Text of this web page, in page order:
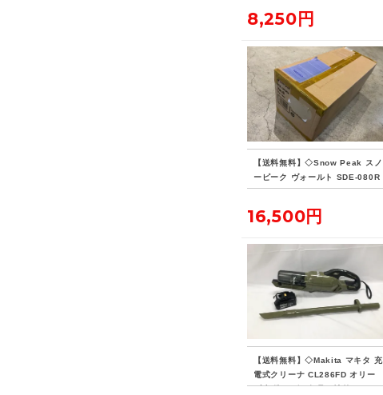
8,250円
【送料無料】◇Snow Peak スノ
ーピーク ヴォールト SDE-080R
H
16,500円
【送料無料】◇Makita マキタ 充
電式クリーナ CL286FD オリー
ブ 標準ノズル欠品・社外バッテ